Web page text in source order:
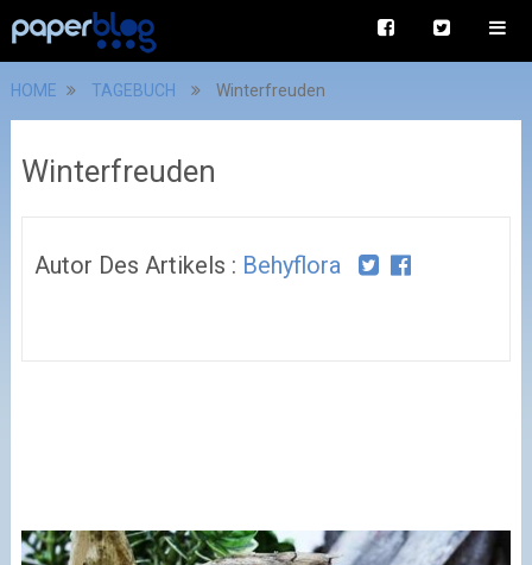
HOME TAGEBUCH Winterfreuden
Winterfreuden
Autor Des Artikels : Behyflora